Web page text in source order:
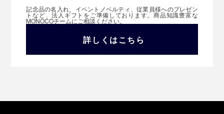
記念品の名入れ、イベントノベルティ、従業員様へのプレゼン
トなど、法人ギフトをご準備しております。商品知識豊富な
MONOCOチームにご相談ください。
詳しくはこちら